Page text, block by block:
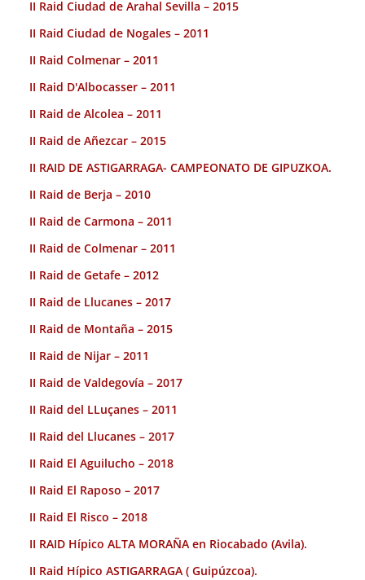
II Raid Ciudad de Arahal Sevilla – 2015
II Raid Ciudad de Nogales – 2011
II Raid Colmenar – 2011
II Raid D'Albocasser – 2011
II Raid de Alcolea – 2011
II Raid de Añezcar – 2015
II RAID DE ASTIGARRAGA- CAMPEONATO DE GIPUZKOA.
II Raid de Berja – 2010
II Raid de Carmona – 2011
II Raid de Colmenar – 2011
II Raid de Getafe – 2012
II Raid de Llucanes – 2017
II Raid de Montaña – 2015
II Raid de Nijar – 2011
II Raid de Valdegovía – 2017
II Raid del LLuçanes – 2011
II Raid del Llucanes – 2017
II Raid El Aguilucho – 2018
II Raid El Raposo – 2017
II Raid El Risco – 2018
II RAID Hípico ALTA MORAÑA en Riocabado (Avila).
II Raid Hípico ASTIGARRAGA ( Guipúzcoa).